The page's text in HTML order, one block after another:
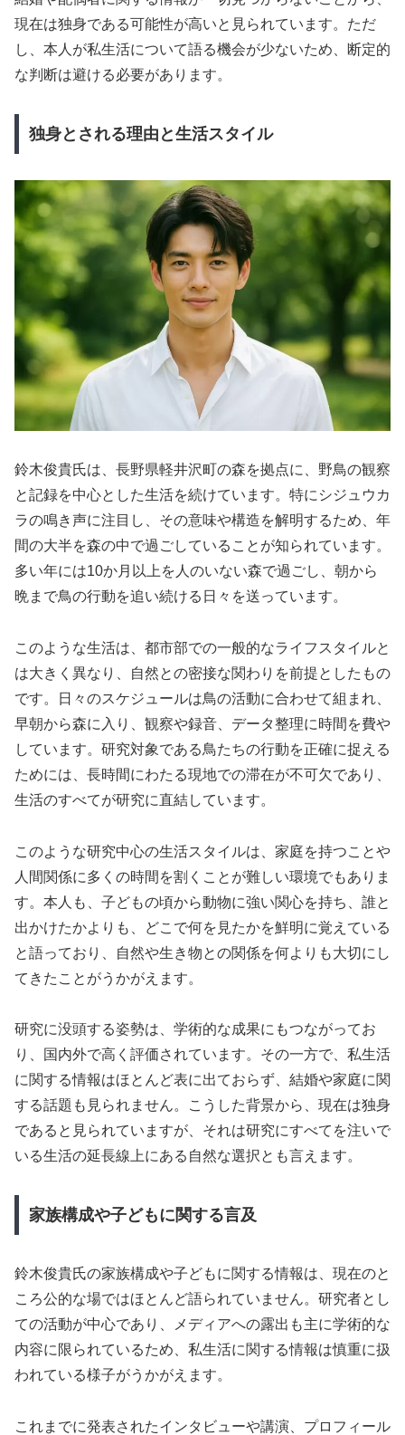
現在は独身である可能性が高いと見られています。ただ
し、本人が私生活について語る機会が少ないため、断定的
な判断は避ける必要があります。
独身とされる理由と生活スタイル
鈴木俊貴氏は、長野県軽井沢町の森を拠点に、野鳥の観察
と記録を中心とした生活を続けています。特にシジュウカ
ラの鳴き声に注目し、その意味や構造を解明するため、年
間の大半を森の中で過ごしていることが知られています。
多い年には10か月以上を人のいない森で過ごし、朝から
晩まで鳥の行動を追い続ける日々を送っています。
このような生活は、都市部での一般的なライフスタイルと
は大きく異なり、自然との密接な関わりを前提としたもの
です。日々のスケジュールは鳥の活動に合わせて組まれ、
早朝から森に入り、観察や録音、データ整理に時間を費や
しています。研究対象である鳥たちの行動を正確に捉える
ためには、長時間にわたる現地での滞在が不可欠であり、
生活のすべてが研究に直結しています。
このような研究中心の生活スタイルは、家庭を持つことや
人間関係に多くの時間を割くことが難しい環境でもありま
す。本人も、子どもの頃から動物に強い関心を持ち、誰と
出かけたかよりも、どこで何を見たかを鮮明に覚えている
と語っており、自然や生き物との関係を何よりも大切にし
てきたことがうかがえます。
研究に没頭する姿勢は、学術的な成果にもつながってお
り、国内外で高く評価されています。その一方で、私生活
に関する情報はほとんど表に出ておらず、結婚や家庭に関
する話題も見られません。こうした背景から、現在は独身
であると見られていますが、それは研究にすべてを注いで
いる生活の延長線上にある自然な選択とも言えます。
家族構成や子どもに関する言及
鈴木俊貴氏の家族構成や子どもに関する情報は、現在のと
ころ公的な場ではほとんど語られていません。研究者とし
ての活動が中心であり、メディアへの露出も主に学術的な
内容に限られているため、私生活に関する情報は慎重に扱
われている様子がうかがえます。
これまでに発表されたインタビューや講演、プロフィール